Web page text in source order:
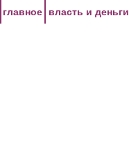
главное власть и деньги